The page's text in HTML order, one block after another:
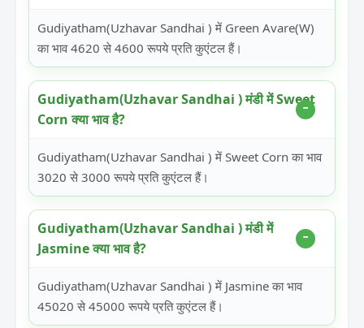
Gudiyatham(Uzhavar Sandhai ) में Green Avare(W)
का भाव 4620 से 4600 रूपये प्रति कुएंटल हैं।
Gudiyatham(Uzhavar Sandhai ) मंडी में Sweet
Corn क्या भाव है?
Gudiyatham(Uzhavar Sandhai ) में Sweet Corn का भाव
3020 से 3000 रूपये प्रति कुएंटल हैं।
Gudiyatham(Uzhavar Sandhai ) मंडी में
Jasmine क्या भाव है?
Gudiyatham(Uzhavar Sandhai ) में Jasmine का भाव
45020 से 45000 रूपये प्रति कुएंटल हैं।